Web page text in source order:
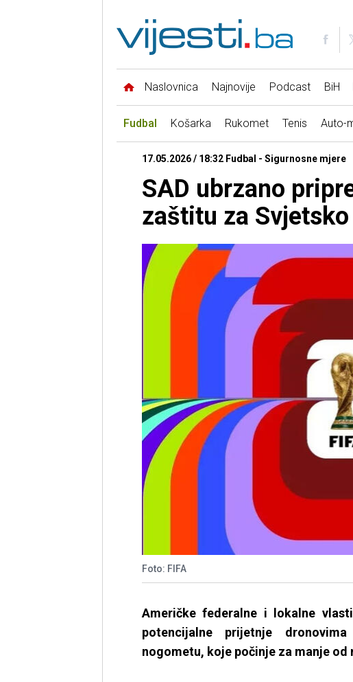
Naslovnica Najnovije Podcast BiH
Fudbal Košarka Rukomet Tenis Auto-
17.05.2026 / 18:32 Fudbal - Sigurnosne mjere
SAD ubrzano
zaštitu za
Foto: FIFA
Američke federalne i lokalne
potencijalne prijetnje
nogometu, koje počinje za manje od